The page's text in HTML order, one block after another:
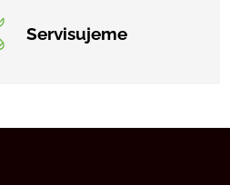
Servisujeme